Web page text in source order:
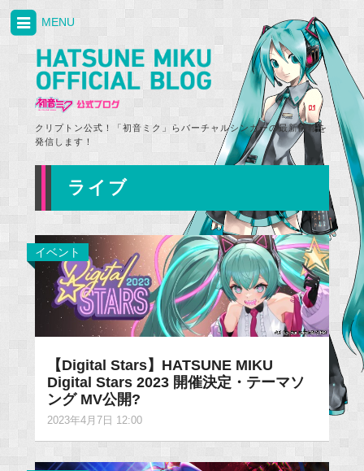
クリプトン公式！「初音ミク」らバーチャルシンガーの最新情報を
発信します！
MENU
ライブ
イベント
【Digital Stars】HATSUNE MIKU
Digital Stars 2023 開催決定・テーマソ
ング MV公開?
2023年4月7日 12:00